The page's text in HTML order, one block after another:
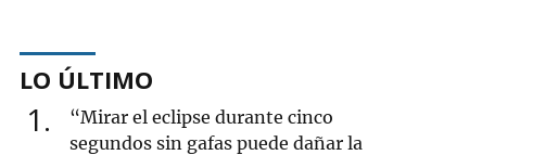
LO ÚLTIMO
1
“Mirar el eclipse durante cinco
segundos sin gafas puede dañar la